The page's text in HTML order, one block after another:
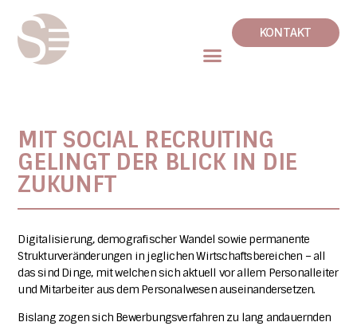
KONTAKT
MIT SOCIAL RECRUITING
GELINGT DER BLICK IN DIE
ZUKUNFT
Digitalisierung, demografischer Wandel sowie permanente
Strukturveränderungen in jeglichen Wirtschaftsbereichen – all
das sind Dinge, mit welchen sich aktuell vor allem Personalleiter
und Mitarbeiter aus dem Personalwesen auseinandersetzen.
Bislang zogen sich Bewerbungsverfahren zu lang andauernden